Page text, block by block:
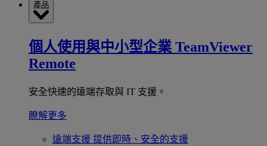
產品
個人使用與中小型企業 TeamViewer
Remote
安全快速的遠端存取與 IT 支援。
瞭解更多
遠端支援 提供即時、安全的支援